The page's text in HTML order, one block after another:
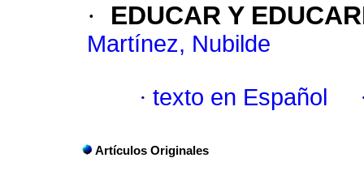
· EDUCAR Y
Martínez, Nubilde
· texto en Español
Artículos Originales